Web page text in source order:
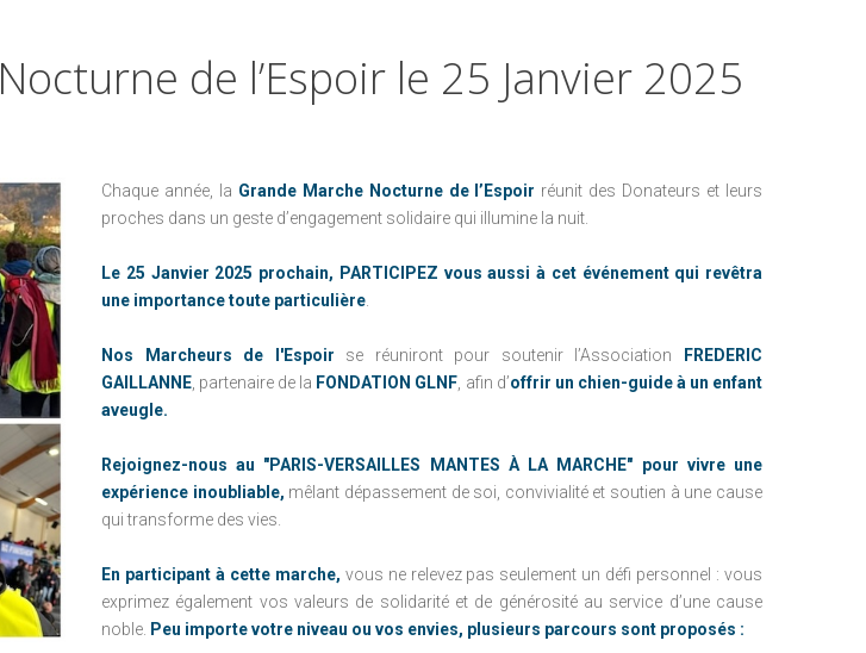
FRANCE
PARRAINAGES
PROJETS
LES ENFANTS DU
LA MARQUE DE
BIENFAISANCE
FIFOTIFA : UNE
ÉCOLE FRANÇAISE
D'EXCELLENCE À
NOTRE MISSION
LES CHIENS-GUIDES
DE FRÉDÉRIC
TOUT LE MONDE
CONTRE LE CANCER
FRANCE
PARRAINAGES
L'HÔPITAL : NOS
PROJETS
L'ENFANCE AU CHU DE NANTES
LA MARQUE DE
BIENFAISANCE
FIFOTIFA : UNE
ÉCOLE FRANÇAISE
D'EXCELLENCE À
REÇUS FISCAUX
FONDS
FAIRE UN LEG
Nocturne de l’Espoir le 25 Janvier 2025
Chaque année, la Grande Marche Nocturne de l’Espoir réunit des Donateurs et leurs
proches dans un geste d’engagement solidaire qui illumine la nuit.
Le 25 Janvier 2025 prochain, PARTICIPEZ vous aussi à cet événement qui revêtra
une importance toute particulière
Nos Marcheurs de l'Espoir se réuniront pour soutenir l’Association FREDERIC
GAILLANNE , partenaire de la FONDATION GLNF , afin d’offrir un chien-guide à un enfant
aveugle.
Rejoignez-nous au "PARIS-VERSAILLES MANTES À LA MARCHE" pour vivre une
expérience inoubliable, mêlant dépassement de soi, convivialité et soutien à une cause
qui transforme des vies.
En participant à cette marche, vous ne relevez pas seulement un défi personnel : vous
exprimez également vos valeurs de solidarité et de générosité au service d’une cause
noble. Peu importe votre niveau ou vos envies, plusieurs parcours sont proposés :